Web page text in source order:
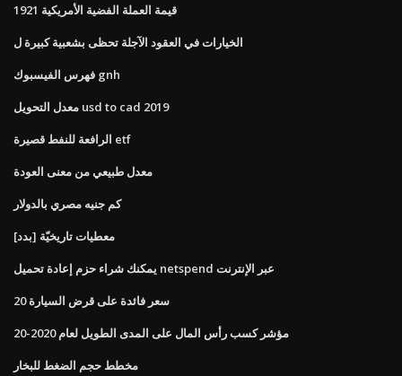
1921 قيمة العملة الفضية الأمريكية
الخيارات في العقود الآجلة تحظى بشعبية كبيرة ل
فهرس الفيسبوك gnh
معدل التحويل usd to cad 2019
الرافعة للنفط قصيرة etf
معدل طبيعي من معنى العودة
كم جنيه مصري بالدولار
[بدد] معطيات تاريخيّة
يمكنك شراء حزم إعادة تحميل netspend عبر الإنترنت
20 سعر فائدة على قرض السيارة
مؤشر كسب رأس المال على المدى الطويل لعام 2020-20
مخطط حجم الضغط للبخار